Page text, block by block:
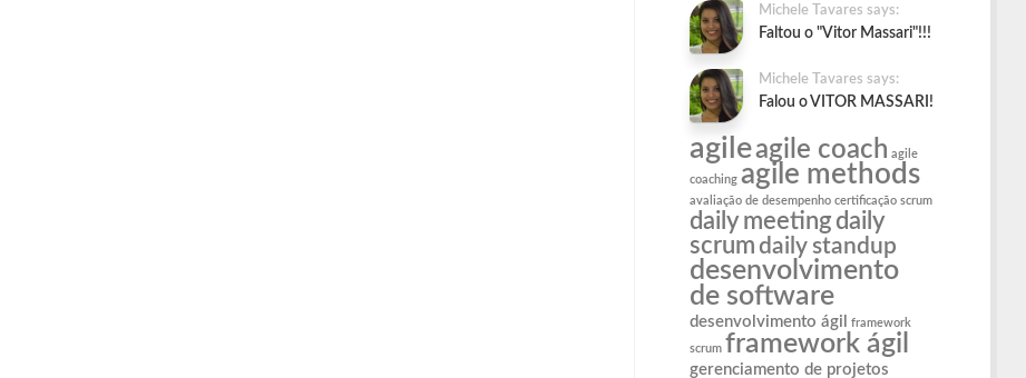
Michele Tavares says:
Faltou o "Vitor Massari"!!!
Michele Tavares says:
Falou o VITOR MASSARI!
agileagile coach agile
coaching agile methods
avaliação de desempenho certificação scrum
daily meeting daily
scrumdaily standup
desenvolvimento
de software
desenvolvimento ágil framework
scrum framework ágil
gerenciamento de projetos